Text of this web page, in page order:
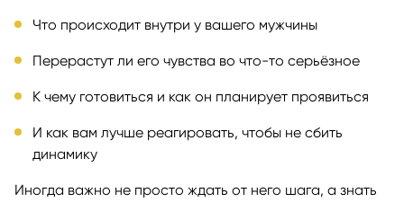
Что происходит внутри у вашего мужчины
Перерастут ли его чувства во что-то серьёзное
К чему готовиться и как он планирует проявиться
И как вам лучше реагировать, чтобы не сбить
динамику
Иногда важно не просто ждать от него шага, а знать